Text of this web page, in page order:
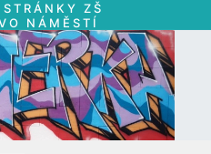
ZŠ
NÁMĚSTÍ